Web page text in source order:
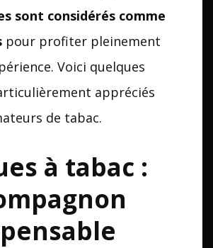
sont considérés comme
pour profiter pleinement
Voici quelques
appréciés
de tabac.
à tabac :